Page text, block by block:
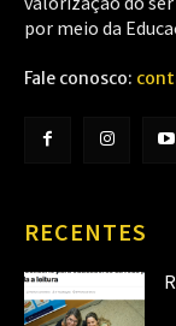
por meio da
Fale conosco:
RECENTES